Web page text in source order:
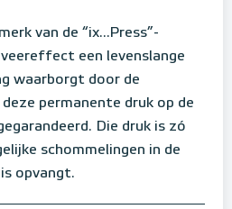
van de “ix...Press”-
een levenslange
waarborgt door de
permanente druk op de
Die druk is zó
schommelingen in de
opvangt.